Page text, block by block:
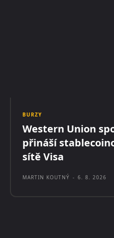
BURZY
Western Union
přináší
sítě Visa
MARTIN KOUTNÝ - 6. 8. 2026